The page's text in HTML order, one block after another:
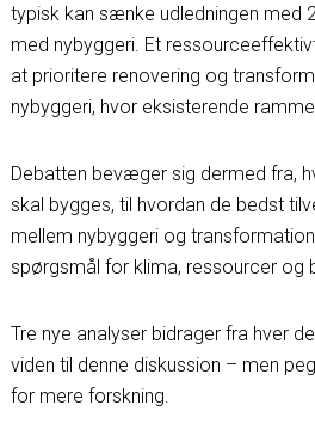
typisk kan sænke udledningen med
med nybyggeri. Et
at prioritere renovering og
nybyggeri, hvor eksisterende
Debatten bevæger sig dermed fra,
skal bygges, til hvordan de bedst
mellem nybyggeri og
spørgsmål for klima, ressourcer og
Tre nye analyser bidrager fra hver
viden til denne diskussion – men
for mere forskning.